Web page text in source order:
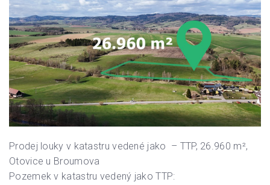
Prodej louky v katastru vedené jako – TTP, 26.960 m²,
Otovice u Broumova
Pozemek v katastru vedený jako TTP: